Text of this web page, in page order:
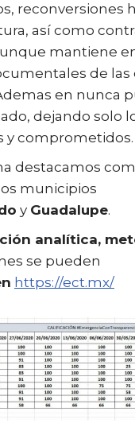
reconversiones
así como
mantiene
de las
en nunca
dejando solo
y comprometidos.
destacamos
municipios
y Guadalupe.
analítica,
se pueden
https://ect.mx/